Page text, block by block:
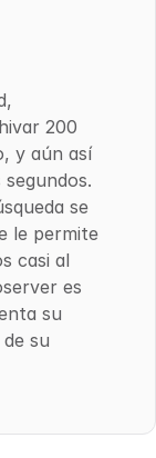
200
y aún así
se
le permite
casi al
es
su
su